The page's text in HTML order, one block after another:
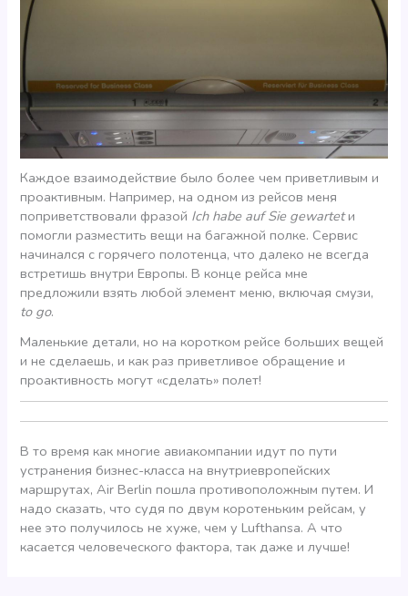
Каждое взаимодействие было более чем приветливым и
проактивным. Например, на одном из рейсов меня
поприветствовали фразой Ich habe auf Sie gewartetи
помогли разместить вещи на багажной полке. Сервис
начинался с горячего полотенца, что далеко не всегда
встретишь внутри Европы. В конце рейса мне
предложили взять любой элемент меню, включая смузи,
to go.
Маленькие детали, но на коротком рейсе больших вещей
и не сделаешь, и как раз приветливое обращение и
проактивность могут «сделать» полет!
В то время как многие авиакомпании идут по пути
устранения бизнес-класса на внутриевропейских
маршрутах, Air Berlin пошла противоположным путем. И
надо сказать, что судя по двум коротеньким рейсам, у
нее это получилось не хуже, чем у Lufthansa. А что
касается человеческого фактора, так даже и лучше!